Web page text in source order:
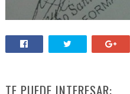
TE PUEDE INTERESAR: